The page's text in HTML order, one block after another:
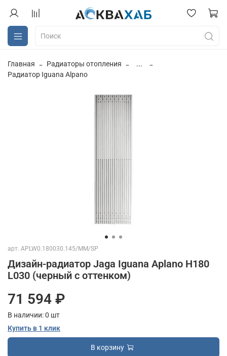
Главная Радиаторы отопления
...
Радиатор Iguana Alpano
арт. APLW0.180030.145/MM/SP
Дизайн-радиатор Jaga Iguana Aplano H180
L030 (черный с оттенком)
71 594 ₽
В наличии:0 шт
Купить в 1 клик
В корзину